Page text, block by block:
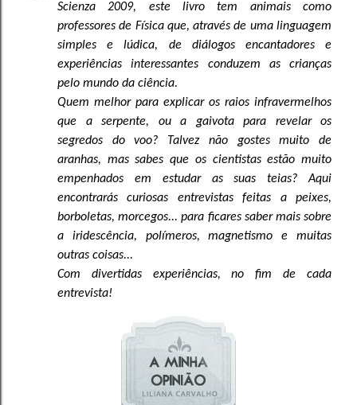
Scienza 2009, este livro tem animais como
professores de Física que, através de uma linguagem
simples e lúdica, de diálogos encantadores e
experiências interessantes conduzem as crianças
pelo mundo da ciência.
Quem melhor para explicar os raios infravermelhos
que a serpente, ou a gaivota para revelar os
segredos do voo? Talvez não gostes muito de
aranhas, mas sabes que os cientistas estão muito
empenhados em estudar as suas teias? Aqui
encontrarás curiosas entrevistas feitas a peixes,
borboletas, morcegos... para ficares saber mais sobre
a iridescência, polímeros, magnetismo e muitas
outras coisas...
Com divertidas experiências, no fim de cada
entrevista!